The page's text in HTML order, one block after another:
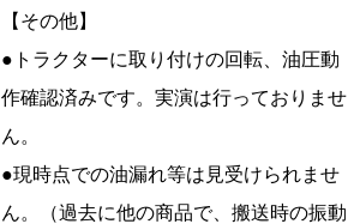
【その他】
●トラクターに取り付けの回転、油圧動
作確認済みです。実演は行っておりませ
ん。
●現時点での油漏れ等は見受けられませ
ん。（過去に他の商品で、搬送時の振動